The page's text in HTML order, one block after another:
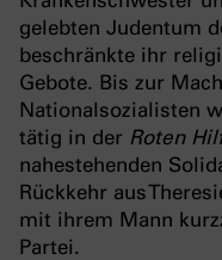
gelebten Judentum
beschränkte ihr
Gebote. Bis zur
Nationalsozialisten
tätig in der Roten
nahestehenden
Rückkehr aus
mit ihrem Mann
Partei.